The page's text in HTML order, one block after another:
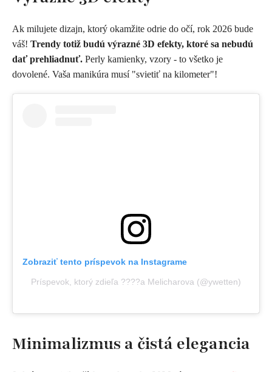
Ak milujete dizajn, ktorý okamžite odrie do očí, rok 2026 bude
váš! Trendy totiž budú výrazné 3D efekty, ktoré sa nebudú
dať prehliadnuť. Perly kamienky, vzory - to všetko je
dovolené. Vaša manikúra musí "svietiť na kilometer"!
Zobraziť tento príspevok na Instagrame
Príspevok, ktorý zdieľa ????a Melicharova (@ywetten)
Minimalizmus a čistá elegancia